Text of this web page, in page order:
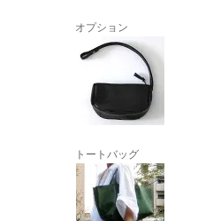
オプション
トートバッグ